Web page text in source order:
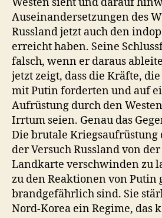
Auseinandersetzungen des
Russland jetzt auch den
erreicht haben. Seine
falsch, wenn er daraus
jetzt zeigt, dass die Kräfte,
mit Putin forderten und auf
Aufrüstung durch den
Irrtum seien. Genau das
Die brutale Kriegsaufrüstung
der Versuch Russland von
Landkarte verschwinden zu
zu den Reaktionen von Putin
brandgefährlich sind. Sie
Nord-Korea ein Regime, das